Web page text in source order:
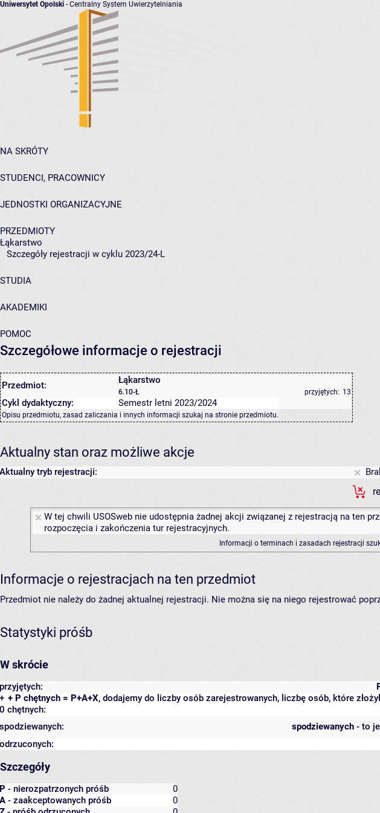
Uniwersytet Opolski - Centralny System Uwierzytelniania
NA SKRÓTY
STUDENCI, PRACOWNICY
JEDNOSTKI ORGANIZACYJNE
PRZEDMIOTY
Łąkarstwo
Szczegóły rejestracji w cyklu 2023/24-L
STUDIA
AKADEMIKI
POMOC
Szczegółowe informacje o rejestracji
Przedmiot: Łąkarstwo
6.10-Ł przyjętych: 13
Cykl dydaktyczny: Semestr letni 2023/2024
Opisu przedmiotu, zasad zaliczania i innych informacji szukaj na stronie przedmiotu.
Aktualny stan oraz możliwe akcje
Aktualny tryb rejestracji:
W tej chwili USOSweb nie udostępnia żadnej akcji związanej z rejestracją na ten
rozpoczęcia i zakończenia tur rejestracyjnych.
Informacji o terminach i zasadach rejestracji
Informacje o rejestracjach na ten przedmiot
Przedmiot nie należy do żadnej aktualnej rejestracji. Nie można się na niego rejestrować
Statystyki próśb
W skrócie
przyjętych:
+ P chętnych = P+A+X, dodajemy do liczby osób zarejestrowanych, liczbę osób, które
+
0 chętnych:
spodziewanych - to
spodziewanych:
odrzuconych:
Szczegóły
P - nierozpatrzonych próśb
0
A - zaakceptowanych próśb
0